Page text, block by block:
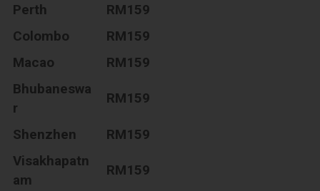
Perth
RM159
Colombo
RM159
Macao
RM159
Bhubaneswa
r
RM159
Shenzhen
RM159
Visakhapatn
am
RM159